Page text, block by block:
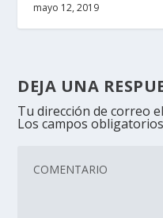
mayo 12, 2019
DEJA UNA
Tu dirección de correo
Los campos